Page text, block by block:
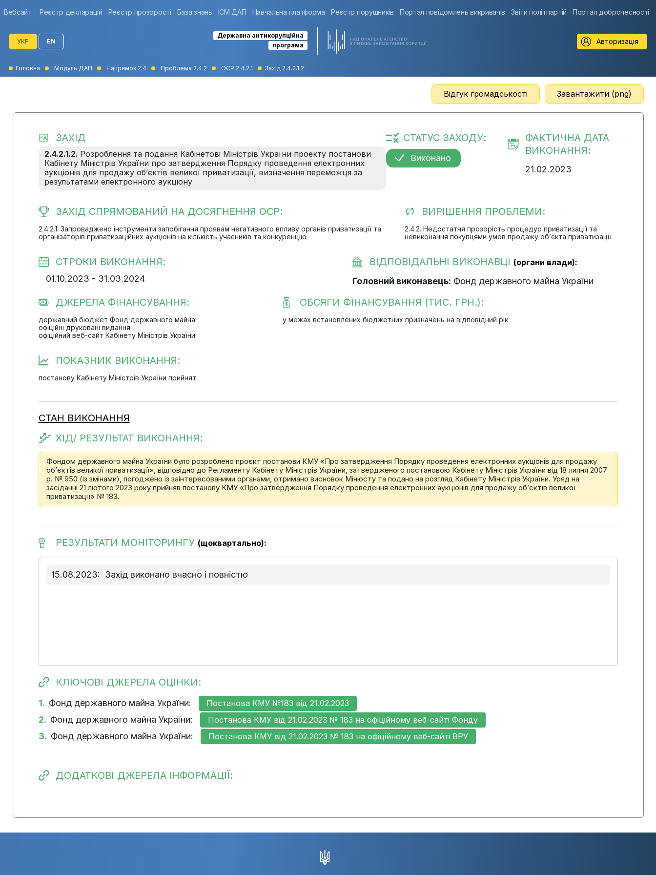
Вебсайт Реєстр декларацій Реєстр прозорості База знань ІСМ ДАП Навчальна платформа Реєстр порушників Портал повідомлень викривачів Звіти політпартій Портал доброчесності
УКР EN
Державна антикорупційна
програма
Авторизація
Головна Модуль ДАП Напрямок 2.4 Проблема 2.4.2 ОСР 2.4.2.1 Захід 2.4.2.1.2
Відгук громадськості Завантажити (png)
ЗАХІД
2.4.2.1.2. Розроблення та подання Кабінетові Міністрів України проекту постанови
Кабінету Міністрів України про затвердження Порядку проведення електронних
аукціонів для продажу об’єктів великої приватизації, визначення переможця за
результатами електронного аукціону
СТАТУС ЗАХОДУ:
Виконано
ФАКТИЧНА ДАТА
ВИКОНАННЯ:
21.02.2023
ЗАХІД СПРЯМОВАНИЙ НА ДОСЯГНЕННЯ ОСР:
2.4.2.1. Запроваджено інструменти запобігання проявам негативного впливу органів приватизації та
організаторів приватизаційних аукціонів на кількість учасників та конкуренцію
ВИРІШЕННЯ ПРОБЛЕМИ:
2.4.2. Недостатня прозорість процедур приватизації та
невиконання покупцями умов продажу об’єкта приватизації
СТРОКИ ВИКОНАННЯ:
01.10.2023 - 31.03.2024
ВІДПОВІДАЛЬНІ ВИКОНАВЦІ (органи влади):
Головний виконавець: Фонд державного майна України
ДЖЕРЕЛА ФІНАНСУВАННЯ:
державний бюджет Фонд державного майна
офіційні друковані видання
офіційний веб-сайт Кабінету Міністрів України
ОБСЯГИ ФІНАНСУВАННЯ (ТИС. ГРН.):
у межах встановлених бюджетних призначень на відповідний рік
ПОКАЗНИК ВИКОНАННЯ:
постанову Кабінету Міністрів України прийнят
СТАН ВИКОНАННЯ
ХІД/ РЕЗУЛЬТАТ ВИКОНАННЯ:
Фондом державного майна України було розроблено проєкт постанови КМУ «Про затвердження Порядку проведення електронних аукціонів для продажу
об’єктів великої приватизації», відповідно до Регламенту Кабінету Міністрів України, затвердженого постановою Кабінету Міністрів України від 18 липня 2007
р. № 950 (із змінами), погоджено із заінтересованими органами, отримано висновок Мінюсту та подано на розгляд Кабінету Міністрів України. Уряд на
засіданні 21 лютого 2023 року прийняв постанову КМУ «Про затвердження Порядку проведення електронних аукціонів для продажу об’єктів великої
приватизації» № 183.
РЕЗУЛЬТАТИ МОНІТОРИНГУ (щоквартально):
15.08.2023: Захід виконано вчасно і повністю
КЛЮЧОВІ ДЖЕРЕЛА ОЦІНКИ:
1. Фонд державного майна України: Постанова КМУ №183 від 21.02.2023
2. Фонд державного майна України: Постанова КМУ від 21.02.2023 № 183 на офіційному веб-сайті Фонду
3. Фонд державного майна України: Постанова КМУ від 21.02.2023 № 183 на офіційному веб-сайті ВРУ
ДОДАТКОВІ ДЖЕРЕЛА ІНФОРМАЦІЇ: